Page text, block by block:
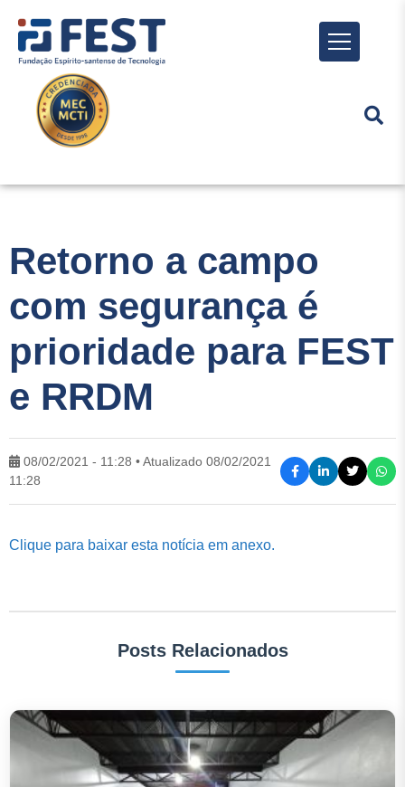
Menu
Retorno a campo
com segurança é
prioridade para FEST
e RRDM
08/02/2021 - 11:28 • Atualizado 08/02/2021
11:28
Clique para baixar esta notícia em anexo.
Posts Relacionados